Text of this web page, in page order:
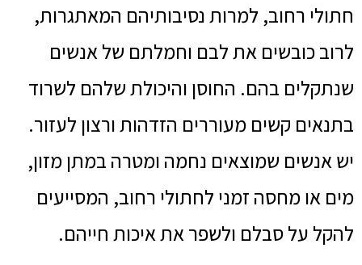
חתולי רחוב, למרות נסיבותיהם המאתגרות,
לרוב כובשים את לבם וחמלתם של אנשים
שנתקלים בהם. החוסן והיכולת שלהם לשרוד
בתנאים קשים מעוררים הזדהות ורצון לעזור.
יש אנשים שמוצאים נחמה ומטרה במתן מזון,
מים או מחסה זמני לחתולי רחוב, המסייעים
להקל על סבלם ולשפר את איכות חייהם.